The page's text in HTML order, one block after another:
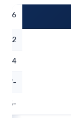
2.72
3.4
-5.67
-6.35